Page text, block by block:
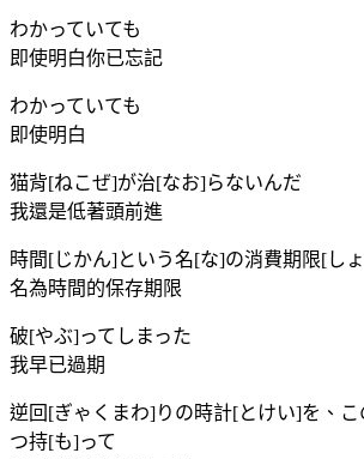
わかっていても
即使明白你已忘記
わかっていても
即使明白
猫背[ねこぜ]が治[なお]らないんだ
我還是低著頭前進
時間[じかん]という名[な]の消費期限[し
名為時間的保存期限
破[やぶ]ってしまった
我早已過期
逆回[ぎゃくまわ]りの時計[とけい]を、
つ持[も]って